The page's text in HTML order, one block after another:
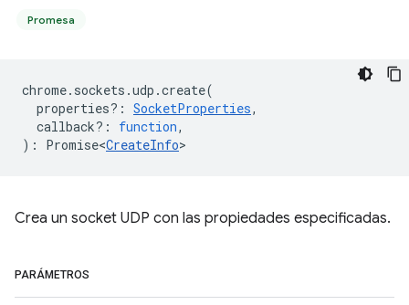
Promesa
chrome. sockets .udp .create(
properties? : SocketProperties,
callback? : function,
) : Promise<CreateInfo>
Crea un socket UDP con las propiedades especificadas.
PARÁMETROS